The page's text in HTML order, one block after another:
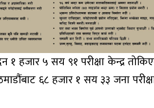
१ हजार ५ सय ९१ परीक्षा केन्द्र
६८ हजार १ सय ३३ जना